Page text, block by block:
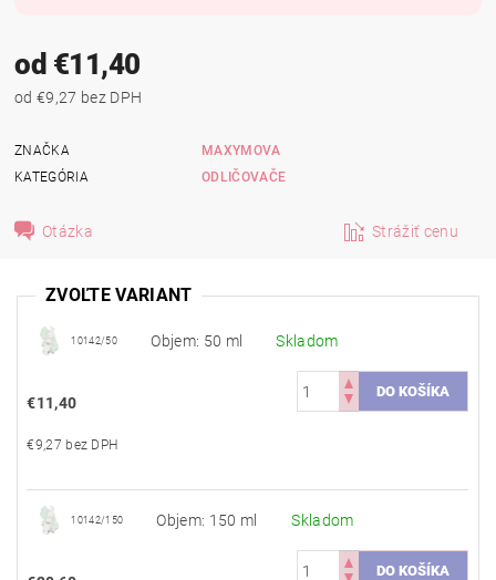
od €11,40
od €9,27 bez DPH
ZNAČKA
MAXYMOVA
KATEGÓRIA
ODLIČOVAČE
Otázka Strážiť cenu
ZVOĽTE VARIANT
10142/50 Objem: 50 ml Skladom
€11,40
€9,27 bez DPH
10142/150 Objem: 150 ml Skladom